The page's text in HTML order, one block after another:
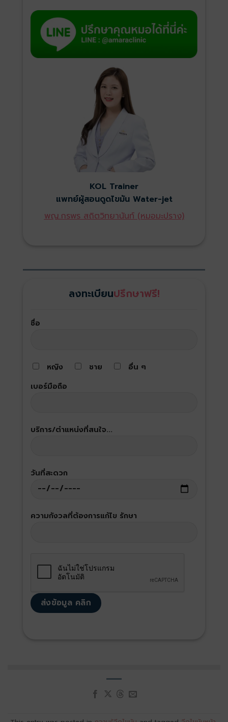
KOL Trainer
แพทย์ผู้สอนดูดไขมัน Water-jet
พญ.กรพร สถิตวิทยานันท์ (หมอมะปราง)
ลงทะเบียนปรึกษาฟรี!
ชื่อ
หญิง ชาย
อื่น ๆ
เบอร์มือถือ
บริการ/ตำแหน่งที่สนใจ...
วันที่สะดวก
ความกังวลที่ต้องการแก้ไข รักษา